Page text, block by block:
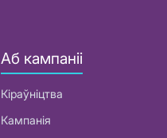
Аб кампаніі
Кіраўніцтва
Кампанія